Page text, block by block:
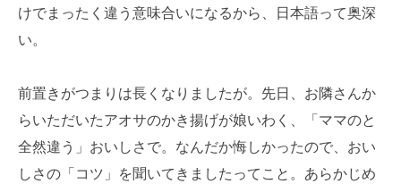
けでまったく違う意味合いになるから、日本語って奥深
い。
前置きがつまりは長くなりましたが。先日、お隣さんか
らいただいたアオサのかき揚げが娘いわく、「ママのと
全然違う」おいしさで。なんだか悔しかったので、おい
しさの「コツ」を聞いてきましたってこと。あらかじめ